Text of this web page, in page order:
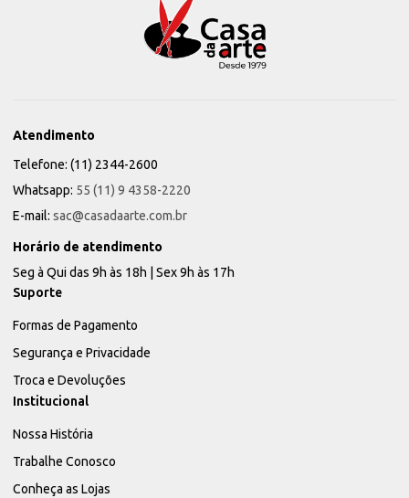
Atendimento
Telefone: (11) 2344-2600
Whatsapp: 55 (11) 9 4358-2220
E-mail: sac@casadaarte.com.br
Horário de atendimento
Seg à Qui das 9h às 18h | Sex 9h às 17h
Suporte
Formas de Pagamento
Segurança e Privacidade
Troca e Devoluções
Institucional
Nossa História
Trabalhe Conosco
Conheça as Lojas